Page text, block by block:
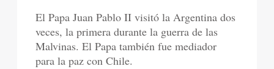
El Papa Juan Pablo II visitó la Argentina dos
veces, la primera durante la guerra de las
Malvinas. El Papa también fue mediador
para la paz con Chile.